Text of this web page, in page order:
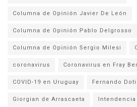
Columna de Opinión Javier De León
Columna de Opinión Pablo Delgrosso
Columna de Opinión Sergio Milesi
coronavirus Coronavirus en Fray
COVID-19 en Uruguay Fernando Doti
Giorgian de Arrascaeta Intendencia